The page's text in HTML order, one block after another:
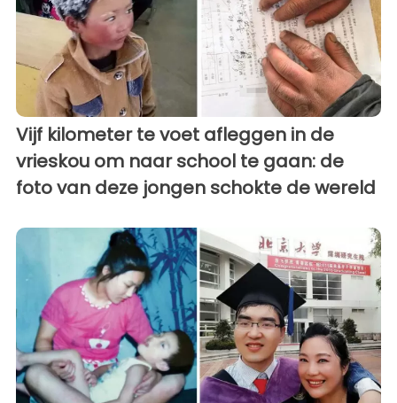
Vijf kilometer te voet afleggen in de
vrieskou om naar school te gaan: de
foto van deze jongen schokte de wereld